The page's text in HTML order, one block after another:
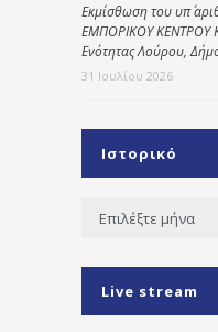
Εκμίσθωση του υπ΄
ΕΜΠΟΡΙΚΟΥ ΚΕΝΤΡΟΥ
Ενότητας Λούρου,
31 Ιουλίου 2026
Ιστορικό
Ιστορικό
Live stream